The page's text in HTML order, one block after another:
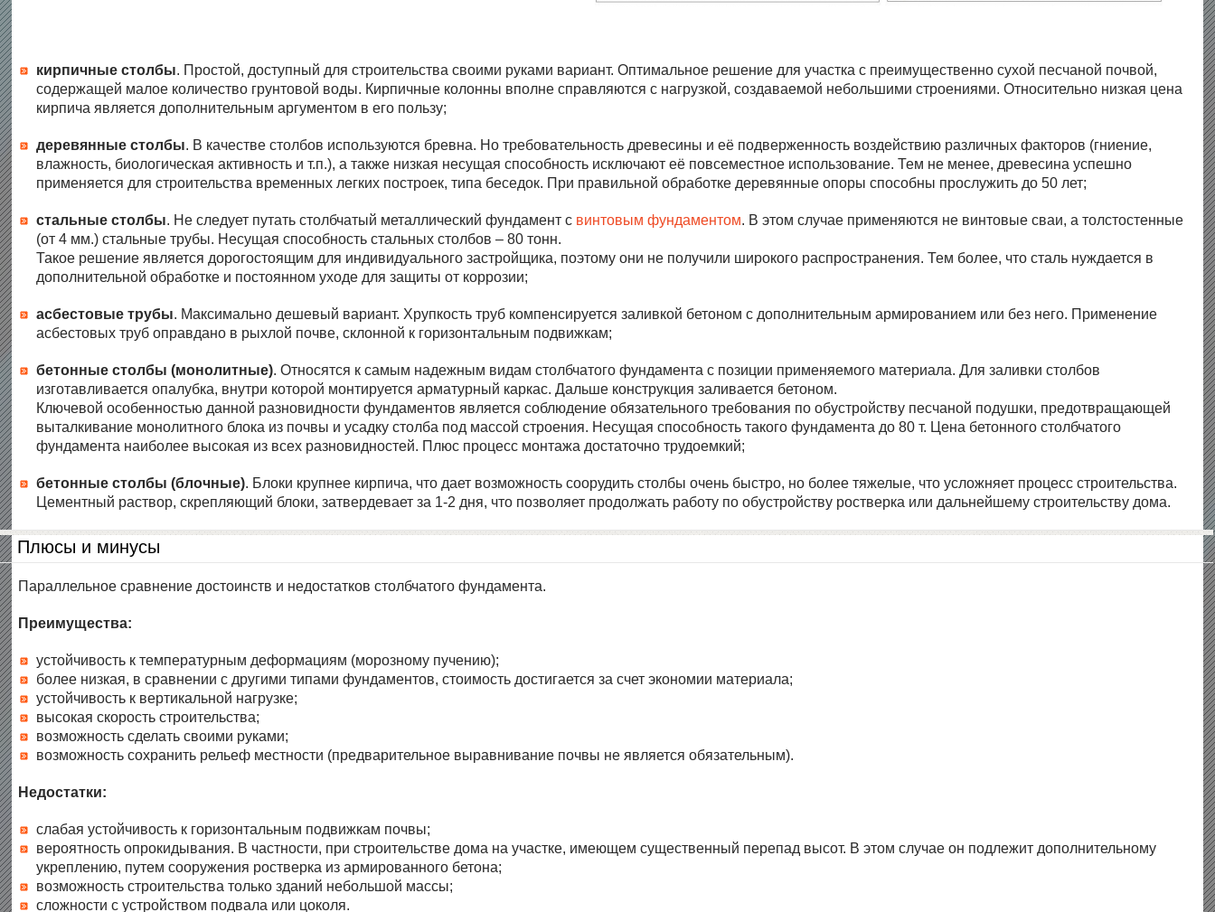
кирпичные столбы. Простой, доступный для строительства своими руками вариант. Оптимальное решение для участка с преимущественно сухой песчаной почвой,
содержащей малое количество грунтовой воды. Кирпичные колонны вполне справляются с нагрузкой, создаваемой небольшими строениями. Относительно низкая цена
кирпича является дополнительным аргументом в его пользу;
деревянные столбы. В качестве столбов используются бревна. Но требовательность древесины и её подверженность воздействию различных факторов (гниение,
влажность, биологическая активность и т.п.), а также низкая несущая способность исключают её повсеместное использование. Тем не менее, древесина успешно
применяется для строительства временных легких построек, типа беседок. При правильной обработке деревянные опоры способны прослужить до 50 лет;
стальные столбы. Не следует путать столбчатый металлический фундамент с винтовым фундаментом. В этом случае применяются не винтовые сваи, а толстостенные
(от 4 мм.) стальные трубы. Несущая способность стальных столбов – 80 тонн.
Такое решение является дорогостоящим для индивидуального застройщика, поэтому они не получили широкого распространения. Тем более, что сталь нуждается в
дополнительной обработке и постоянном уходе для защиты от коррозии;
асбестовые трубы. Максимально дешевый вариант. Хрупкость труб компенсируется заливкой бетоном с дополнительным армированием или без него. Применение
асбестовых труб оправдано в рыхлой почве, склонной к горизонтальным подвижкам;
бетонные столбы (монолитные). Относятся к самым надежным видам столбчатого фундамента с позиции применяемого материала. Для заливки столбов
изготавливается опалубка, внутри которой монтируется арматурный каркас. Дальше конструкция заливается бетоном.
Ключевой особенностью данной разновидности фундаментов является соблюдение обязательного требования по обустройству песчаной подушки, предотвращающей
выталкивание монолитного блока из почвы и усадку столба под массой строения. Несущая способность такого фундамента до 80 т. Цена бетонного столбчатого
фундамента наиболее высокая из всех разновидностей. Плюс процесс монтажа достаточно трудоемкий;
бетонные столбы (блочные). Блоки крупнее кирпича, что дает возможность соорудить столбы очень быстро, но более тяжелые, что усложняет процесс строительства.
Цементный раствор, скрепляющий блоки, затвердевает за 1-2 дня, что позволяет продолжать работу по обустройству ростверка или дальнейшему строительству дома.
Плюсы и минусы
Параллельное сравнение достоинств и недостатков столбчатого фундамента.
Преимущества:
устойчивость к температурным деформациям (морозному пучению);
более низкая, в сравнении с другими типами фундаментов, стоимость достигается за счет экономии материала;
устойчивость к вертикальной нагрузке;
высокая скорость строительства;
возможность сделать своими руками;
возможность сохранить рельеф местности (предварительное выравнивание почвы не является обязательным).
Недостатки:
слабая устойчивость к горизонтальным подвижкам почвы;
вероятность опрокидывания. В частности, при строительстве дома на участке, имеющем существенный перепад высот. В этом случае он подлежит дополнительному
укреплению, путем сооружения ростверка из армированного бетона;
возможность строительства только зданий небольшой массы;
сложности с устройством подвала или цоколя.